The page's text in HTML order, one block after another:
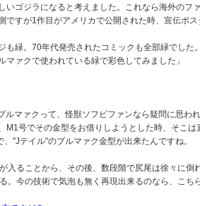
ゴジラになると考えました。これなら海外のフ
すが1作目がアメリカで公開された時、宣伝ポス
緑。70年代発売されたコミックも全部緑でした
ァクで使われている緑で彩色してみました」
マァクって、怪獣ソフビファンなら疑問に思わ
号でその金型をお借りしようとした時、そこは
"Jテイル"のブルマァク金型が出来たんですね。
ることから、その後、数段階で尻尾は徐々に倒
今の技術で気泡も無く再現出来るのなら、こち